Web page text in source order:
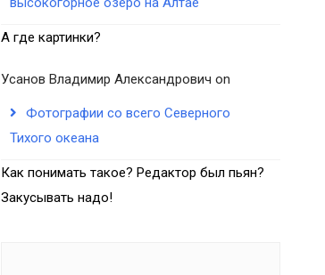
А где картинки?
Усанов Владимир Александрович on
Фотографии со всего Северного
Тихого океана
Как понимать такое? Редактор был пьян?
Закусывать надо!